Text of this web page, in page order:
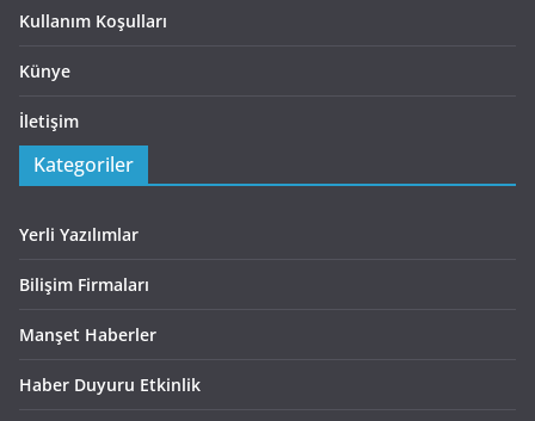
Kullanım Koşulları
Künye
İletişim
Kategoriler
Yerli Yazılımlar
Bilişim Firmaları
Manşet Haberler
Haber Duyuru Etkinlik